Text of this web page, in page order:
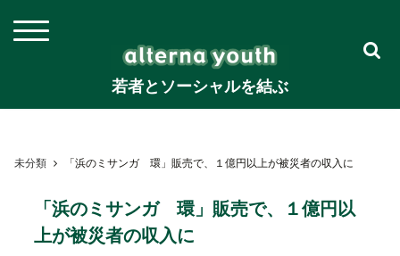
若者とソーシャルを結ぶ
未分類 「浜のミサンガ 環」販売で、１億円以上が被災者の収入に
「浜のミサンガ 環」販売で、１億円以
上が被災者の収入に